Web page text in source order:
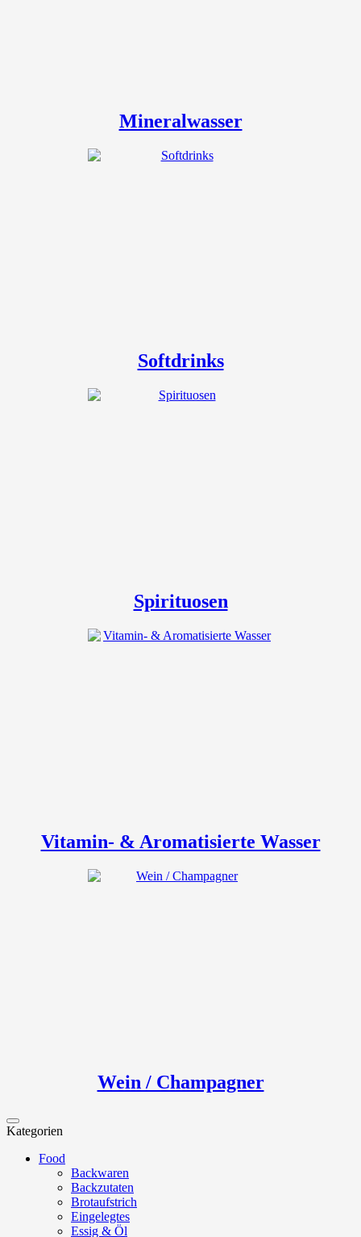
Mineralwasser
Softdrinks
Spirituosen
Vitamin- & Aromatisierte Wasser
Wein / Champagner
Kategorien
Food
Backwaren
Backzutaten
Brotaufstrich
Eingelegtes
Essig & Öl